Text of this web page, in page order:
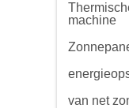
machine
van net